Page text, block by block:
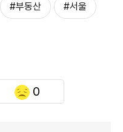
#부동산 #서울
0